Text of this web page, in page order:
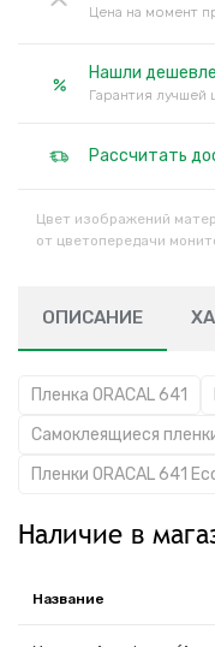
Цена на момент
Нашли
Гарантия лучшей
Рассчитать
Цвет изображений
от цветопередачи
ОПИСАНИЕ
Пленка ORACAL 641
Самоклеящиеся
Пленки ORACAL 641
Наличие в
Название